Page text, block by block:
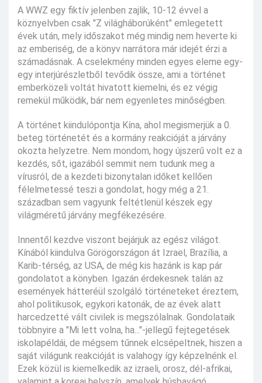
A WWZ egy fiktív jelenben zajlik, 10-12 évvel a
köznyelvben csak "Z világháborúként" emlegetett
évek után, mely időszakot még mindig nem heverte ki
az emberiség, de a könyv narrátora már idejét érzi a
számadásnak. A cselekmény minden egyes eleme egy-
egy interjúrészletből tevődik össze, ami a történet
emberközeli voltát hivatott kiemelni, és ez végig
remekül működik, bár nem egyenletes minőségben.
A történet kiindulópontja Kína, ahol megismerjük a 0.
beteg történetét és a kormány reakcióját a járvány
okozta helyzetre. Nem mondom, hogy újszerű volt ez a
kezdés, sőt, igazából semmit nem tudunk meg a
vírusról, de a kezdeti bizonytalan időket kellően
félelmetessé teszi a gondolat, hogy még a 21.
században sem vagyunk feltétlenül készek egy
világméretű járvány megfékezésére.
Innentől kezdve viszont bejárjuk az egész világot.
Kínából kiindulva Görögországon át Izrael, Brazília, a
Karib-térség, az USA, de még kis hazánk is kap pár
gondolatot a könyben. Igazán érdekesnek talán az
események hátteréül szolgáló történeteket éreztem,
ahol politikusok, egykori katonák, de az évek alatt
harcedzetté vált civilek is megszólalnak. Gondolataik
többnyire a "Mi lett volna, ha..."-jellegű fejtegetések
iskolapéldái, de mégsem tűnnek elcsépeltnek, hiszen a
saját világunk reakcióját is valahogy így képzelnénk el.
Ezek közül is kiemelkedik az izraeli, orosz, dél-afrikai,